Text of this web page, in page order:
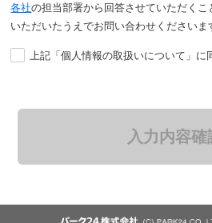
各社の担当部署から回答させていただくこ
いただいたうえでお問い合わせくださいま
上記「個人情報の取扱いについて」に
入力内容確